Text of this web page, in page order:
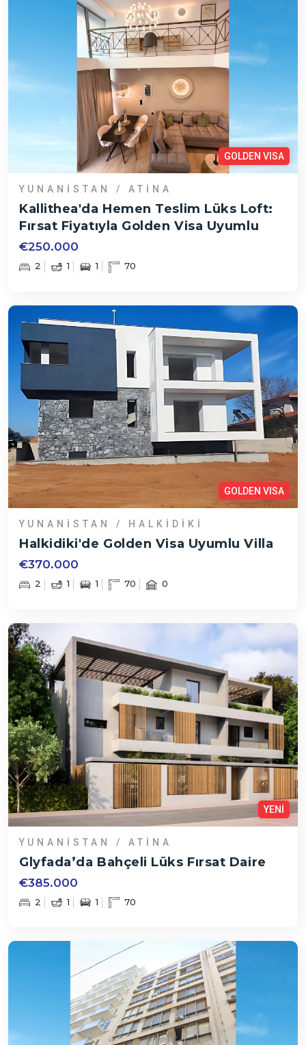
GOLDEN VISA
YUNANISTAN / ATINA
Kallithea'da Hemen Teslim Lüks Loft:
Fırsat Fiyatıyla Golden Visa Uyumlu
€250.000
2 1 1 70
GOLDEN VISA
YUNANISTAN / HALKIDIKI
Halkidiki'de Golden Visa Uyumlu Villa
€370.000
2 1 1 70 0
YENİ
YUNANISTAN / ATINA
Glyfada’da Bahçeli Lüks Fırsat Daire
€385.000
2 1 1 70